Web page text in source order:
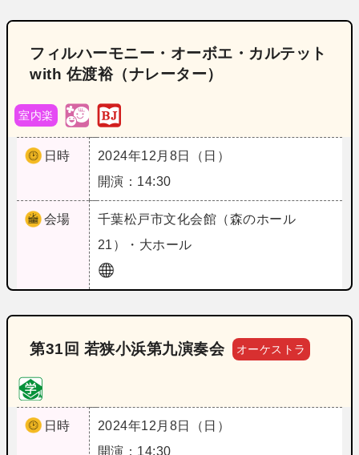
フィルハーモニー・オーボエ・カルテット
with 佐渡裕（ナレーター）
室内楽
日時
2024年12月8日（日）
開演：14:30
会場 千葉松戸市文化会館（森のホール
21）・大ホール
第31回 若狭小浜第九演奏会 オーケストラ
日時
2024年12月8日（日）
開演：14:30